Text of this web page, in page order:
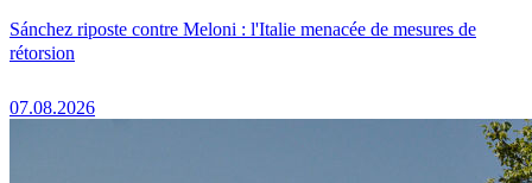
Sánchez riposte contre Meloni : l'Italie menacée de mesures de
rétorsion
07.08.2026